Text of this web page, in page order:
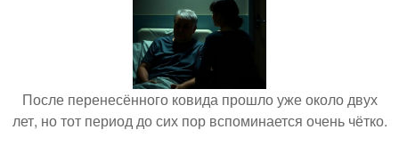
После перенесённого ковида прошло уже около двух
лет, но тот период до сих пор вспоминается очень чётко.